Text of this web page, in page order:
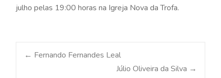
julho pelas 19:00 horas na Igreja Nova da Trofa.
Post
← Fernando Fernandes Leal
Júlio Oliveira da Silva →